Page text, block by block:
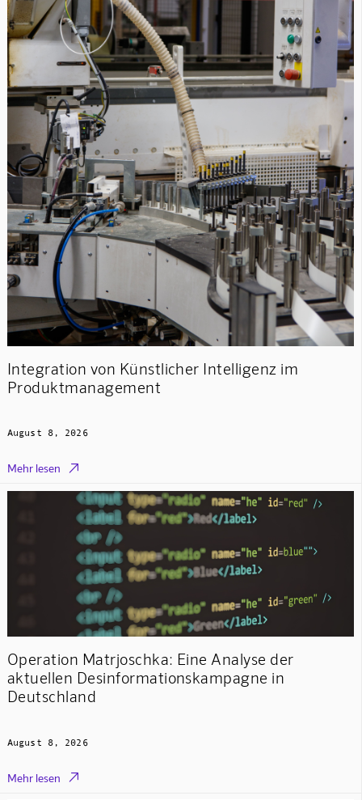
Integration von Künstlicher Intelligenz im
Produktmanagement
August 8, 2026
Mehr lesen 
Operation Matrjoschka: Eine Analyse der
aktuellen Desinformationskampagne in
Deutschland
August 8, 2026
Mehr lesen 